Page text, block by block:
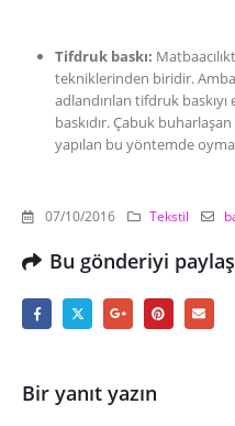
Tifdruk baskı:
tekniklerinden biridir.
adlandırılan tifdruk
baskıdır. Çabuk
yapılan bu yöntemde
07/10/2016 Tekstil
Bu gönderiyi paylaş
Bir yanıt yazın